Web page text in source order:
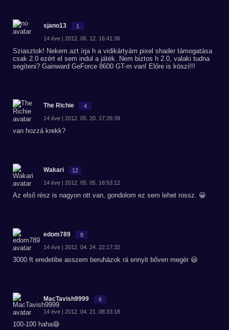
sjano13 1
14 éve | 2012. 06. 12. 16:41:36
Sziasztok! Nekem azt írja h a vidikártyám pixel shader támogatása
csak 2.0 ezért el sem indul a játék. Nem biztos h 2.0, valaki tudna
segíteni? Gainward GeForce 8600 GT-m van! Előre is köszi!!!
The Richie 4
14 éve | 2012. 05. 20. 17:26:39
van hozzá krekk?
Wakari 12
14 éve | 2012. 05. 05. 18:53:12
Az első rész is nagyon ott van, gondolom ez sem lehet rossz. 😀
edom789 8
14 éve | 2012. 04. 24. 22:17:32
3000 ft eredetibe asszem beruházok rá ennyit bőven megér 😃
MacTavish9999 6
14 éve | 2012. 04. 21. 08:33:18
100-100 haha😆